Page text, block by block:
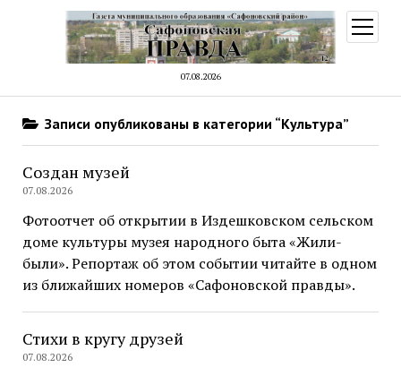
07.08.2026
меню
Записи опубликованы в категории “Культура”
Создан музей
07.08.2026
Фотоотчет об открытии в Издешковском сельском
доме культуры музея народного быта «Жили-
были». Репортаж об этом событии читайте в одном
из ближайших номеров «Сафоновской правды».
Стихи в кругу друзей
07.08.2026